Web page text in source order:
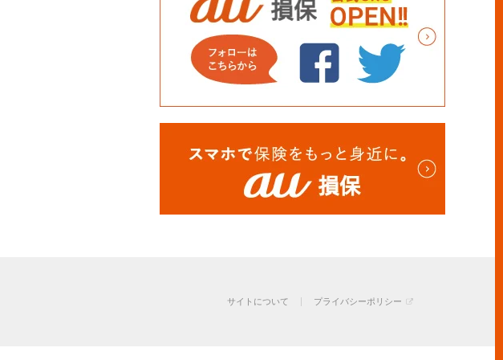
サイトについて プライバシーポリシー